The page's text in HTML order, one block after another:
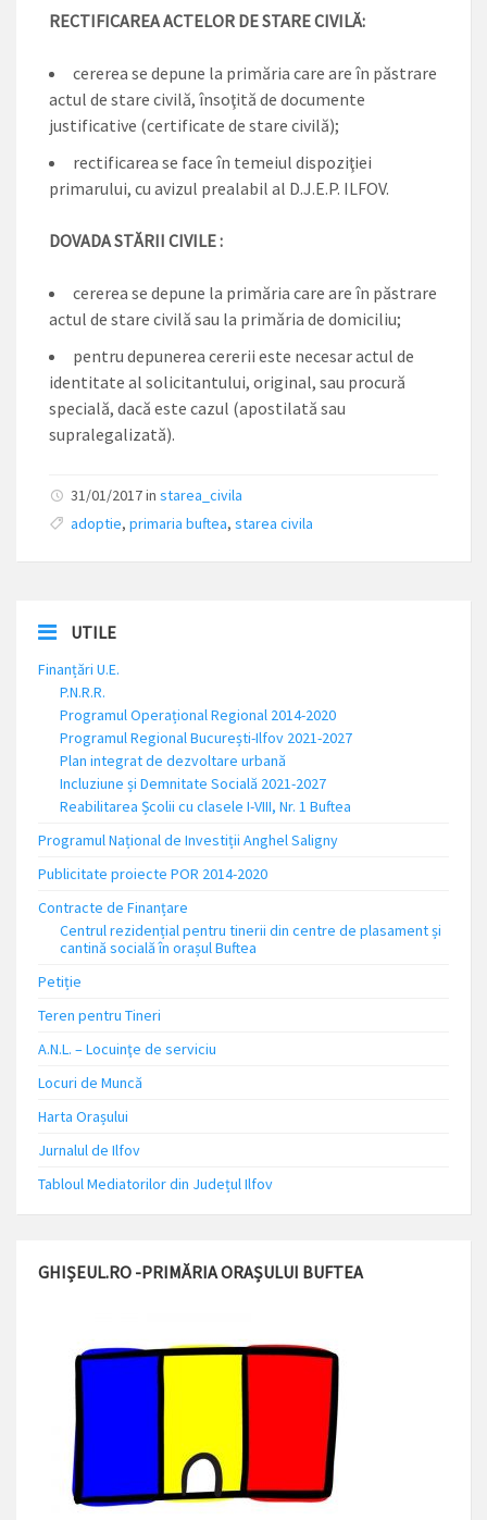
RECTIFICAREA ACTELOR DE STARE CIVILĂ:
cererea se depune la primăria care are în păstrare
actul de stare civilă, însoţită de documente
justificative (certificate de stare civilă);
rectificarea se face în temeiul dispoziţiei
primarului, cu avizul prealabil al D.J.E.P. ILFOV.
DOVADA STĂRII CIVILE :
cererea se depune la primăria care are în păstrare
actul de stare civilă sau la primăria de domiciliu;
pentru depunerea cererii este necesar actul de
identitate al solicitantului, original, sau procură
specială, dacă este cazul (apostilată sau
supralegalizată).
31/01/2017 in starea_civila
adoptie, primaria buftea, starea civila
UTILE
Finanțări U.E.
P.N.R.R.
Programul Operațional Regional 2014-2020
Programul Regional București-Ilfov 2021-2027
Plan integrat de dezvoltare urbană
Incluziune și Demnitate Socială 2021-2027
Reabilitarea Școlii cu clasele I-VIII, Nr. 1 Buftea
Programul Național de Investiții Anghel Saligny
Publicitate proiecte POR 2014-2020
Contracte de Finanțare
Centrul rezidențial pentru tinerii din centre de plasament și
cantină socială în orașul Buftea
Petiție
Teren pentru Tineri
A.N.L. – Locuinţe de serviciu
Locuri de Muncă
Harta Orașului
Jurnalul de Ilfov
Tabloul Mediatorilor din Județul Ilfov
GHIȘEUL.RO -PRIMĂRIA ORAȘULUI BUFTEA